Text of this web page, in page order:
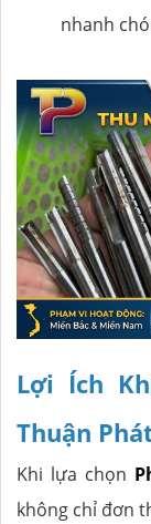
nhanh
Lợi Ích
Thuận
Khi lựa chọn
không chỉ đơn